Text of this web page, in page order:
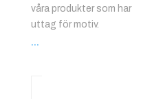
våra produkter som har
uttag för motiv.
...